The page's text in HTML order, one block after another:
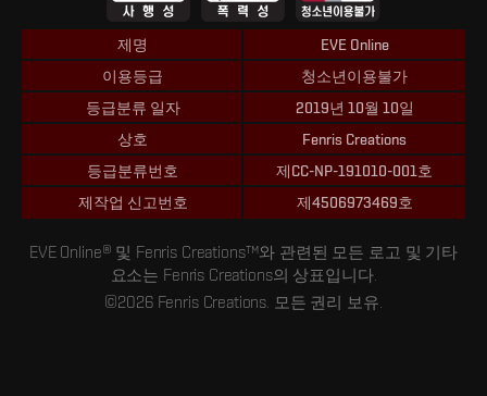
제명
EVE Online
이용등급
청소년이용불가
등급분류 일자
2019년 10월 10일
상호
Fenris Creations
등급분류번호
제CC-NP-191010-001호
제작업 신고번호
제4506973469호
EVE Online® 및 Fenris Creations™와 관련된 모든 로고 및 기타
요소는 Fenris Creations의 상표입니다.
©2026 Fenris Creations. 모든 권리 보유.